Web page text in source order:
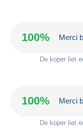
100% Merci
De koper liet
100% Merci
De koper liet